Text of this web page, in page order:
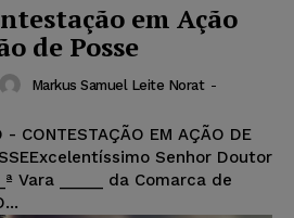
em Ação
de Posse
Markus Samuel Leite Norat -
- CONTESTAÇÃO EM AÇÃO DE
Senhor Doutor
Vara _____ da Comarca de